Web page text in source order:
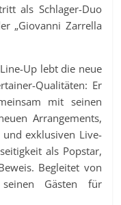
als Schlager-Duo
„Giovanni Zarrella
Up lebt die neue
Qualitäten: Er
mit seinen
Arrangements,
exklusiven Live-
als Popstar,
Begleitet von
Gästen für